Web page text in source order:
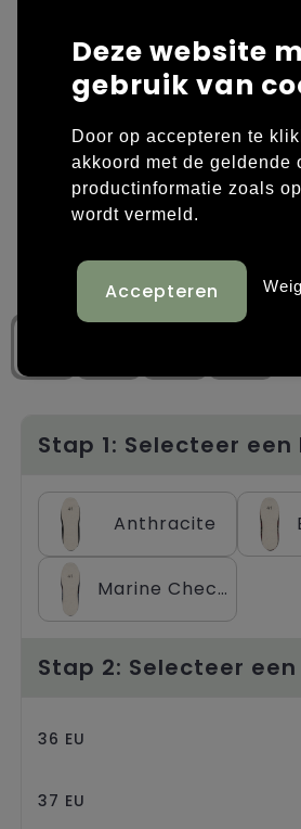
Laptop hoezen en tassen
Overige tassen
Papieren tassen
Promotietassen
Rugzakken
Tassen voor sport
Trolleys
Overige kleding
Polo's
Sweaters bedrukken
T-shirts bedrukken
Schoenen bedrukken
Stap 1: Selecteer een
Anthracite
Marine Checked
Stap 2: Selecteer
36 EU
37 EU
Deze website
gebruik van
Door op accepteren te
akkoord met de geldende
productinformatie zoals
wordt vermeld.